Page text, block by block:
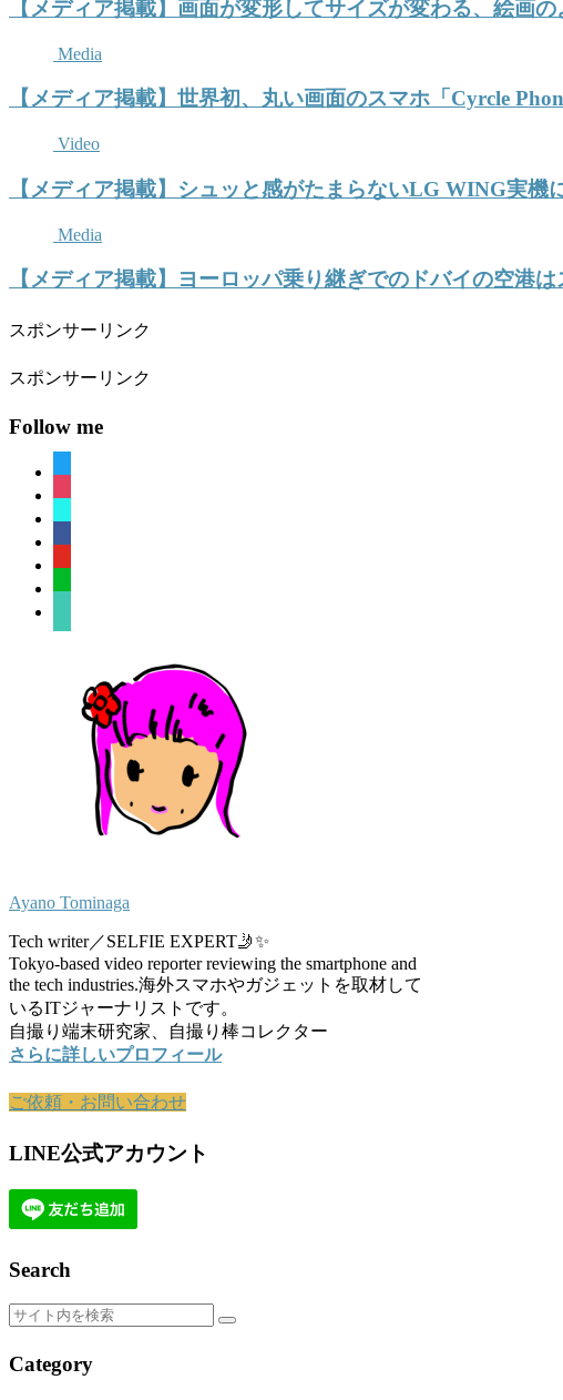
【メディア掲載】画面が変形してサイズが変わる、絵画
Media
【メディア掲載】世界初、丸い画面のスマホ「Cyrcle
Video
【メディア掲載】シュッと感がたまらないLG WING実機
Media
【メディア掲載】ヨーロッパ乗り継ぎでのドバイの空港
スポンサーリンク
スポンサーリンク
Follow me
note-
Ayano Tominaga
Tech writer／SELFIE EXPERT🤳✨
Tokyo-based video reporter reviewing the smartphone and
the tech industries.海外スマホやガジェットを取材して
いるITジャーナリストです。
自撮り端末研究家、自撮り棒コレクター
さらに詳しいプロフィール
ご依頼・お問い合わせ
LINE公式アカウント
Search
Category